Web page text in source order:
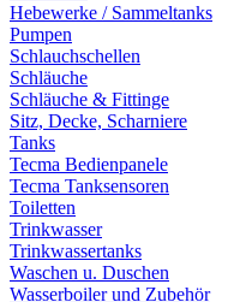
Hebewerke / Sammeltanks
Pumpen
Schlauchschellen
Schläuche
Schläuche & Fittinge
Sitz, Decke, Scharniere
Tanks
Tecma Bedienpanele
Tecma Tanksensoren
Toiletten
Trinkwasser
Trinkwassertanks
Waschen u. Duschen
Wasserboiler und Zubehör